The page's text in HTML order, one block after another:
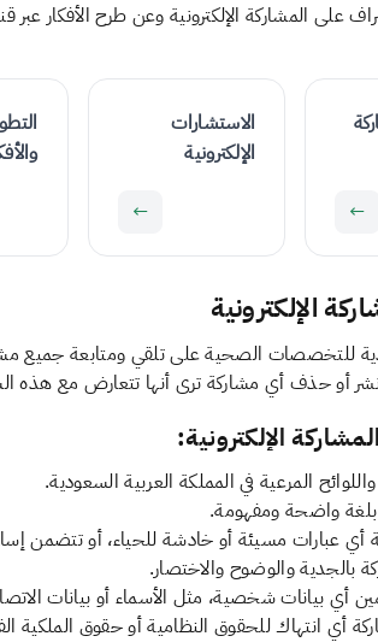
على المشاركة الإلكترونية وعن طرح الأفكار
←
الاستشارات
الإلكترونية
←
للتخصصات الصحية على تلقي ومتابعة جميع
أو حذف أي مشاركة ترى أنها تتعارض مع هذه
الإلكترونية:
واللوائح المرعية في المملكة العربية السعودية.
بلغة واضحة ومفهومة.
أي عبارات مسيئة أو خادشة للحياء، أو تتضمن
بالجدية والوضوح والاختصار.
أي بيانات شخصية، مثل الأسماء أو بيانات
أي انتهاك للحقوق النظامية أو حقوق الملكية